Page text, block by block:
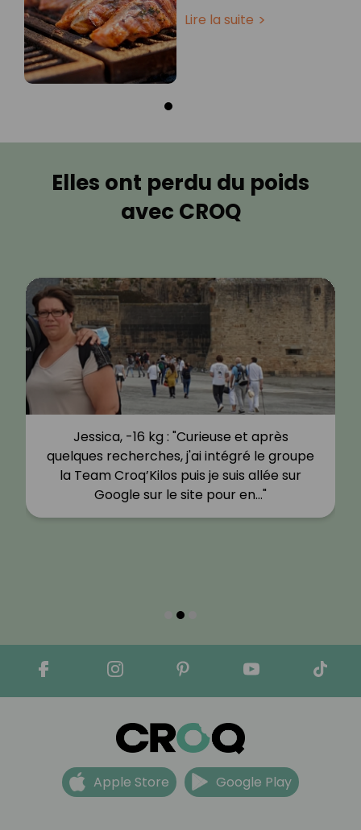
Lire la suite
Elles ont perdu du poids
avec CROQ
Jessica, -16 kg : "Curieuse et après
quelques recherches, j'ai intégré le groupe
la Team Croq’Kilos puis je suis allée sur
Google sur le site pour en…"
Apple Store Google Play